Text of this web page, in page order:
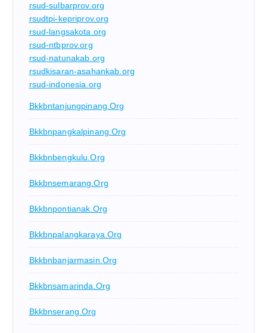
rsud-sulbarprov.org
rsudtpi-kepriprov.org
rsud-langsakota.org
rsud-ntbprov.org
rsud-natunakab.org
rsudkisaran-asahankab.org
rsud-indonesia.org
Bkkbntanjungpinang.org
Bkkbnpangkalpinang.org
Bkkbnbengkulu.org
Bkkbnsemarang.org
Bkkbnpontianak.org
Bkkbnpalangkaraya.org
Bkkbnbanjarmasin.org
Bkkbnsamarinda.org
Bkkbnserang.org